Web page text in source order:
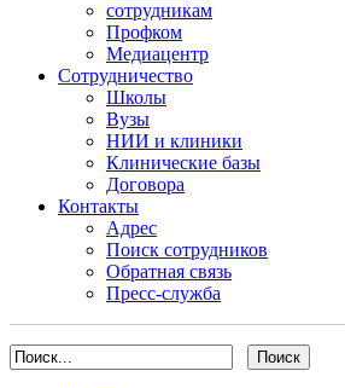
сотрудникам
Профком
Медиацентр
Сотрудничество
Школы
Вузы
НИИ и клиники
Клинические базы
Договора
Контакты
Адрес
Поиск сотрудников
Обратная связь
Пресс-служба